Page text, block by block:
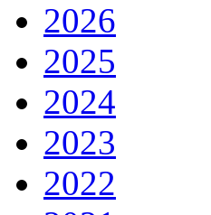
2026
2025
2024
2023
2022